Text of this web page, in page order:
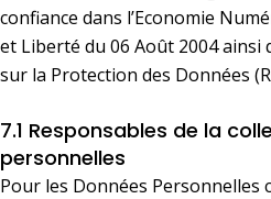
confiance dans l’Economie
et Liberté du 06 Août 2004 ainsi
sur la Protection des Données
7.1 Responsables de la
personnelles
Pour les Données Personnelles